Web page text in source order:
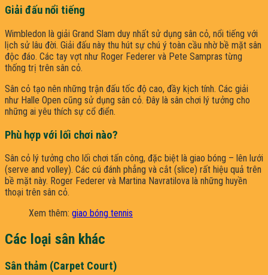
Giải đấu nổi tiếng
Wimbledon là giải Grand Slam duy nhất sử dụng sân cỏ, nổi tiếng với
lịch sử lâu đời. Giải đấu này thu hút sự chú ý toàn cầu nhờ bề mặt sân
độc đáo. Các tay vợt như Roger Federer và Pete Sampras từng
thống trị trên sân cỏ.
Sân cỏ tạo nên những trận đấu tốc độ cao, đầy kịch tính. Các giải
như Halle Open cũng sử dụng sân cỏ. Đây là sân chơi lý tưởng cho
những ai yêu thích sự cổ điển.
Phù hợp với lối chơi nào?
Sân cỏ lý tưởng cho lối chơi tấn công, đặc biệt là giao bóng – lên lưới
(serve and volley). Các cú đánh phẳng và cắt (slice) rất hiệu quả trên
bề mặt này. Roger Federer và Martina Navratilova là những huyền
thoại trên sân cỏ.
Xem thêm: giao bóng tennis
Các loại sân khác
Sân thảm (Carpet Court)